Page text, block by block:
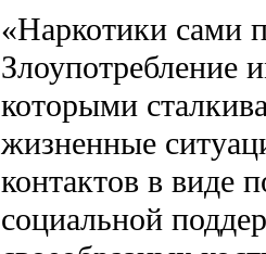
«Наркотики сами
Злоупотребление
которыми
жизненные
контактов в виде
социальной